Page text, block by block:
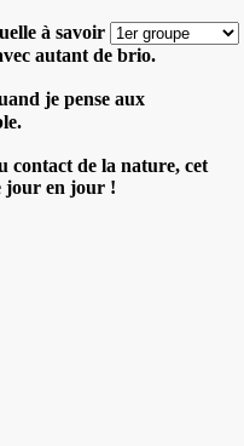
à savoir
autant de brio.
je pense aux
contact de la nature, cet
jour en jour !